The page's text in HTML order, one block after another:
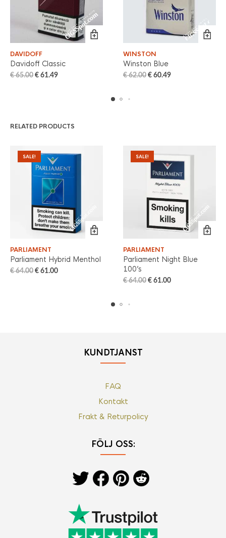
DAVIDOFF
Davidoff Classic
€65.00 € 61.49
WINSTON
Winston Blue
€62.00 € 60.49
RELATED PRODUCTS
SALE!
PARLIAMENT
Parliament Hybrid Menthol
€64.00 € 61.00
SALE!
PARLIAMENT
Parliament Night Blue
100’s
€64.00 € 61.00
KUNDTJÄNST
FAQ
Kontakt
Frakt & Returpolicy
FÖLJ OSS: